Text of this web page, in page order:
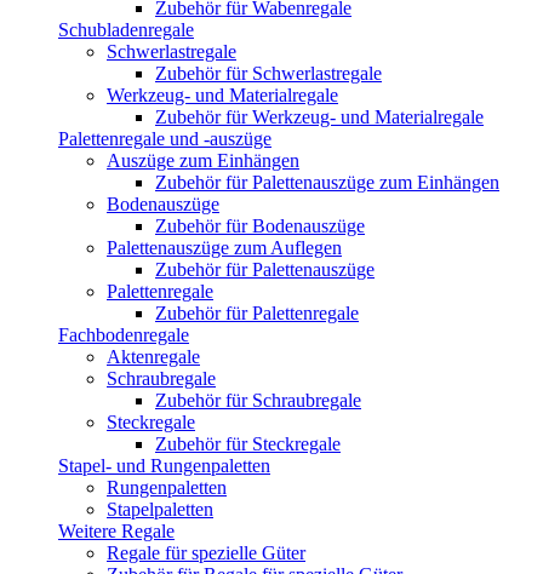
Zubehör für Wabenregale
Schubladenregale
Schwerlastregale
Zubehör für Schwerlastregale
Werkzeug- und Materialregale
Zubehör für Werkzeug- und Materialregale
Palettenregale und -auszüge
Auszüge zum Einhängen
Zubehör für Palettenauszüge zum Einhängen
Bodenauszüge
Zubehör für Bodenauszüge
Palettenauszüge zum Auflegen
Zubehör für Palettenauszüge
Palettenregale
Zubehör für Palettenregale
Fachbodenregale
Aktenregale
Schraubregale
Zubehör für Schraubregale
Steckregale
Zubehör für Steckregale
Stapel- und Rungenpaletten
Rungenpaletten
Stapelpaletten
Weitere Regale
Regale für spezielle Güter